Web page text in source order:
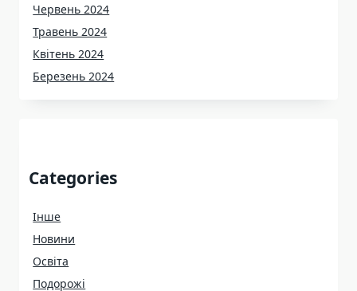
Червень 2024
Травень 2024
Квітень 2024
Березень 2024
Categories
Інше
Новини
Освіта
Подорожі